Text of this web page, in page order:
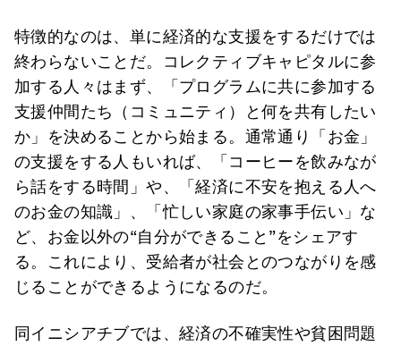
特徴的なのは、単に経済的な支援をするだけでは
終わらないことだ。コレクティブキャピタルに参
加する人々はまず、「プログラムに共に参加する
支援仲間たち（コミュニティ）と何を共有したい
か」を決めることから始まる。通常通り「お金」
の支援をする人もいれば、「コーヒーを飲みなが
ら話をする時間」や、「経済に不安を抱える人へ
のお金の知識」、「忙しい家庭の家事手伝い」な
ど、お金以外の“自分ができること”をシェアす
る。これにより、受給者が社会とのつながりを感
じることができるようになるのだ。
同イニシアチブでは、経済の不確実性や貧困問題